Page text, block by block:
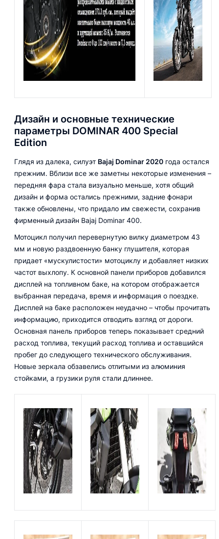
Дизайн и основные технические
параметры DOMINAR 400 Special
Edition
Глядя из далека, силуэт Bajaj Dominar 2020 года остался
прежним. Вблизи все же заметны некоторые изменения –
передняя фара стала визуально меньше, хотя общий
дизайн и форма остались прежними, задние фонари
также обновлены, что придало им свежести, сохранив
фирменный дизайн Bajaj Dominar 400.
Мотоцикл получил перевернутую вилку диаметром 43
мм и новую раздвоенную банку глушителя, которая
придает «мускулистости» мотоциклу и добавляет низких
частот выхлопу. К основной панели приборов добавился
дисплей на топливном баке, на котором отображается
выбранная передача, время и информация о поездке.
Дисплей на баке расположен неудачно – чтобы прочитать
информацию, приходится отводить взгляд от дороги.
Основная панель приборов теперь показывает средний
расход топлива, текущий расход топлива и оставшийся
пробег до следующего технического обслуживания.
Новые зеркала обзавелись отлитыми из алюминия
стойками, а грузики руля стали длиннее.